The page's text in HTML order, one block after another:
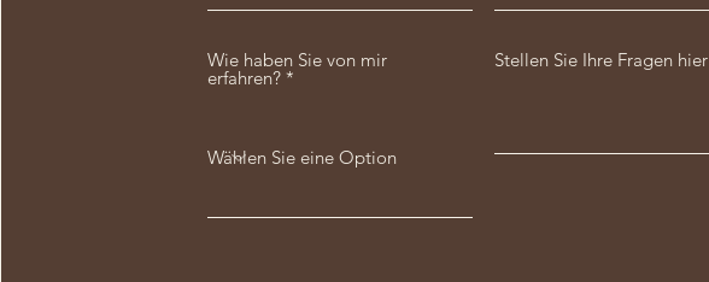
Wie haben Sie von mir
erfahren?
Stellen Sie Ihre Fragen hier